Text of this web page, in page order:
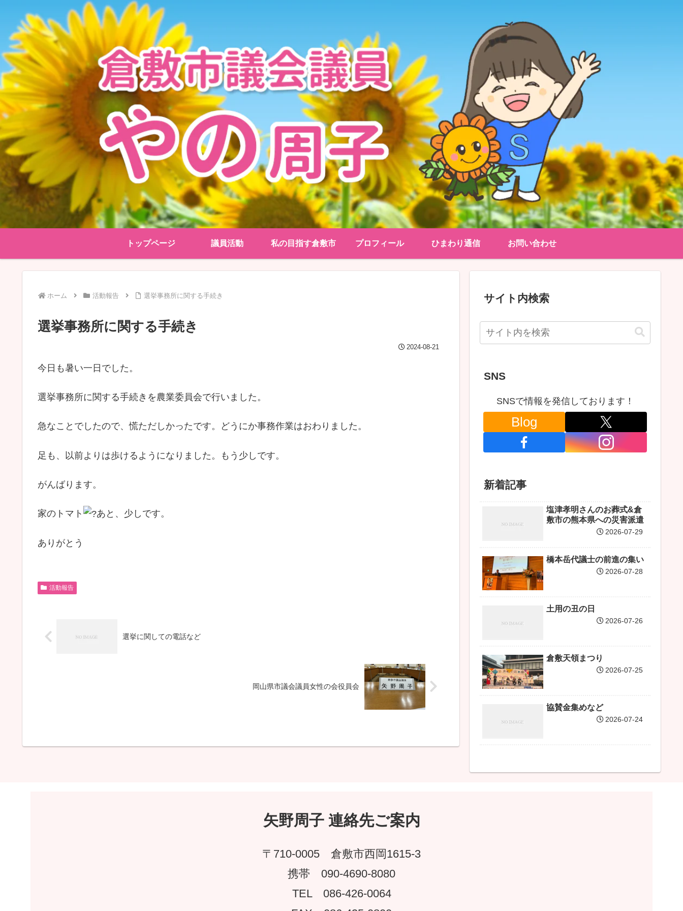
トップページ 議員活動 私の目指す倉敷市 プロフィール ひまわり通信 お問い合わせ
ホーム 活動報告 選挙事務所に関する手続き
選挙事務所に関する手続き
2024-08-21
今日も暑い一日でした。
選挙事務所に関する手続きを農業委員会で行いました。
急なことでしたので、慌ただしかったです。どうにか事務作業はおわりました。
足も、以前よりは歩けるようになりました。もう少しです。
がんばります。
家のトマト あと、少しです。
ありがとう
活動報告
選挙に関しての電話など
岡山県市議会議員女性の会役員会
サイト内検索
SNS
SNSで情報を発信しております！
Blog
新着記事
塩津孝明さんのお葬式&倉
敷市の熊本県への災害派遣
2026-07-29
橋本岳代議士の前進の集い
2026-07-28
土用の丑の日
2026-07-26
倉敷天領まつり
2026-07-25
協賛金集めなど
2026-07-24
矢野周子 連絡先ご案内
〒710-0005 倉敷市西岡1615-3
携帯 090-4690-8080
TEL 086-426-0064